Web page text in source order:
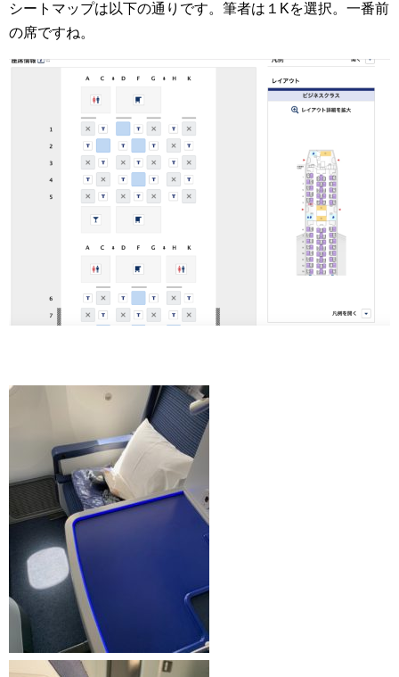
シートマップは以下の通りです。筆者は１Kを選択。一番前
の席ですね。